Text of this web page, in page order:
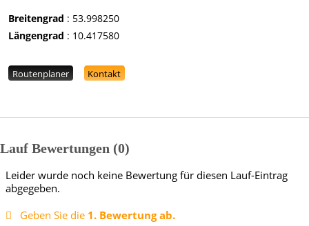
Breitengrad : 53.998250
Längengrad : 10.417580
Routenplaner Kontakt
Lauf Bewertungen 0
Leider wurde noch keine Bewertung für diesen Lauf-Eintrag
abgegeben.
Geben Sie die 1. Bewertung ab.